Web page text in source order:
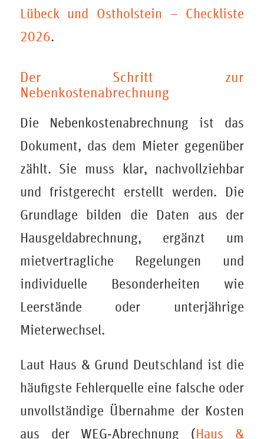
Lübeck und Ostholstein – Checkliste
2026.
Der Schritt zur
Nebenkostenabrechnung
Die Nebenkostenabrechnung ist das
Dokument, das dem Mieter gegenüber
zählt. Sie muss klar, nachvollziehbar
und fristgerecht erstellt werden. Die
Grundlage bilden die Daten aus der
Hausgeldabrechnung, ergänzt um
mietvertragliche Regelungen und
individuelle Besonderheiten wie
Leerstände oder unterjährige
Mieterwechsel.
Laut Haus & Grund Deutschland ist die
häufigste Fehlerquelle eine falsche oder
unvollständige Übernahme der Kosten
aus der WEG‑Abrechnung (Haus &